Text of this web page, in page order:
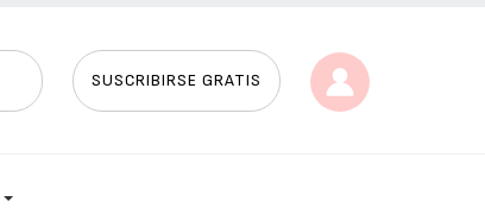
SUSCRIBIRSE GRATIS